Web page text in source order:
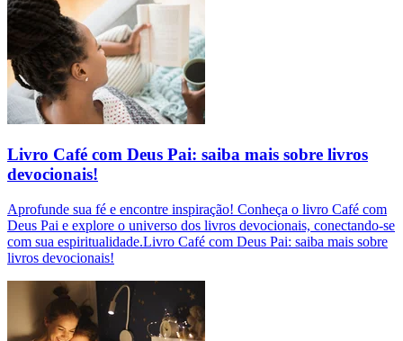
Livro Café com Deus Pai: saiba mais sobre livros
devocionais!
Aprofunde sua fé e encontre inspiração! Conheça o livro Café com
Deus Pai e explore o universo dos livros devocionais, conectando-se
com sua espiritualidade.Livro Café com Deus Pai: saiba mais sobre
livros devocionais!